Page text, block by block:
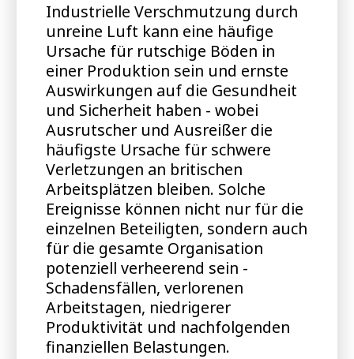
Industrielle Verschmutzung durch
unreine Luft kann eine häufige
Ursache für rutschige Böden in
einer Produktion sein und ernste
Auswirkungen auf die Gesundheit
und Sicherheit haben - wobei
Ausrutscher und Ausreißer die
häufigste Ursache für schwere
Verletzungen an britischen
Arbeitsplätzen bleiben. Solche
Ereignisse können nicht nur für die
einzelnen Beteiligten, sondern auch
für die gesamte Organisation
potenziell verheerend sein -
Schadensfällen, verlorenen
Arbeitstagen, niedrigerer
Produktivität und nachfolgenden
finanziellen Belastungen.